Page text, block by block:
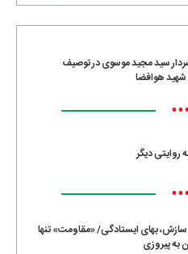
سید مجید موسوی در توصیف
هوافضا
روایتی دیگر
بهای ایستادگی/ «مقاومت» تنها
به پیروزی